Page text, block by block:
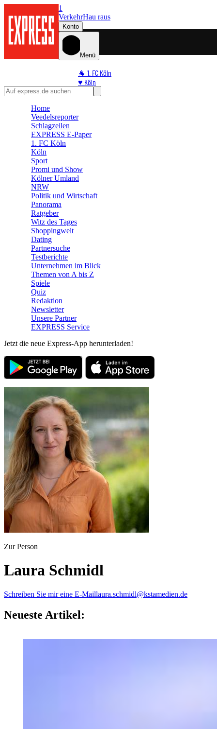
1
VerkehrHau raus
Konto
Menü
🐐 1. FC Köln
♥️ Köln
🛒 Shoppingwelt
Home
Veedelsreporter
Schlagzeilen
EXPRESS E-Paper
1. FC Köln
Köln
Sport
Promi und Show
Kölner Umland
NRW
Politik und Wirtschaft
Panorama
Ratgeber
Witz des Tages
Shoppingwelt
Dating
Partnersuche
Testberichte
Unternehmen im Blick
Themen von A bis Z
Spiele
Quiz
Redaktion
Newsletter
Unsere Partner
EXPRESS Service
Jetzt die neue Express-App herunterladen!
Zur Person
Laura Schmidl
Schreiben Sie mir eine E-Maillaura.schmidl@kstamedien.de
Neueste Artikel: